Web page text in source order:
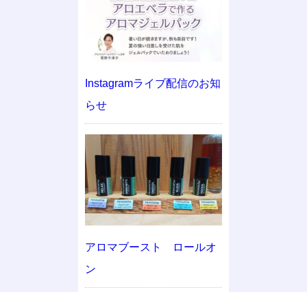
Instagramライブ配信のお知
らせ
アロマブースト ロールオ
ン